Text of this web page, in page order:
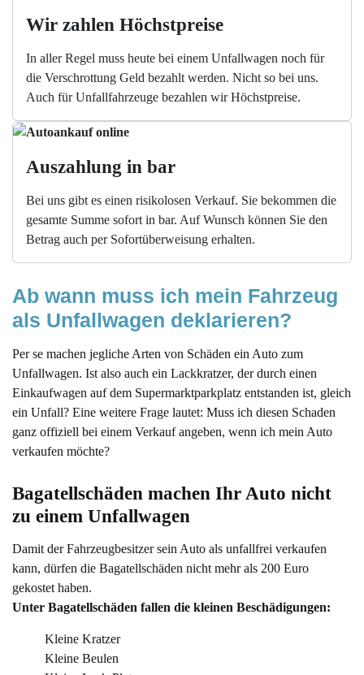
Wir zahlen Höchstpreise
In aller Regel muss heute bei einem Unfallwagen noch für
die Verschrottung Geld bezahlt werden. Nicht so bei uns.
Auch für Unfallfahrzeuge bezahlen wir Höchstpreise.
Auszahlung in bar
Bei uns gibt es einen risikolosen Verkauf. Sie bekommen die
gesamte Summe sofort in bar. Auf Wunsch können Sie den
Betrag auch per Sofortüberweisung erhalten.
Ab wann muss ich mein Fahrzeug
als Unfallwagen deklarieren?
Per se machen jegliche Arten von Schäden ein Auto zum
Unfallwagen. Ist also auch ein Lackkratzer, der durch einen
Einkaufwagen auf dem Supermarktparkplatz entstanden ist, gleich
ein Unfall? Eine weitere Frage lautet: Muss ich diesen Schaden
ganz offiziell bei einem Verkauf angeben, wenn ich mein Auto
verkaufen möchte?
Bagatellschäden machen Ihr Auto nicht
zu einem Unfallwagen
Damit der Fahrzeugbesitzer sein Auto als unfallfrei verkaufen
kann, dürfen die Bagatellschäden nicht mehr als 200 Euro
gekostet haben.
Unter Bagatellschäden fallen die kleinen Beschädigungen:
Kleine Kratzer
Kleine Beulen